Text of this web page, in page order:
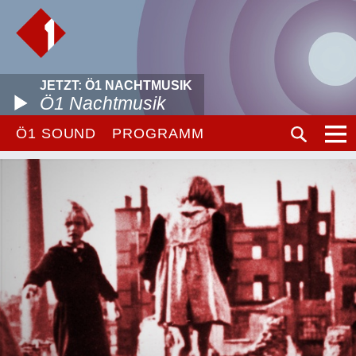
JETZT: Ö1 NACHTMUSIK
Ö1 Nachtmusik
Ö1 SOUND PROGRAMM